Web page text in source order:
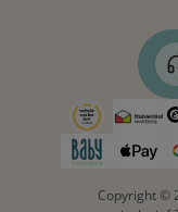
Copyright ©